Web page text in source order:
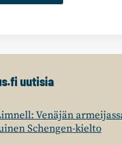
uutisia
Venäjän
Schengen-kielto